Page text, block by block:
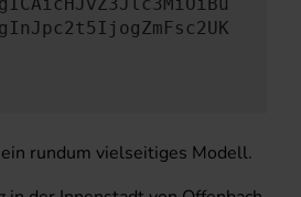
rundum vielseitiges Modell.